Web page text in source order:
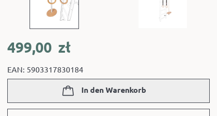
499,00 zł
EAN: 5903317830184
In den Warenkorb